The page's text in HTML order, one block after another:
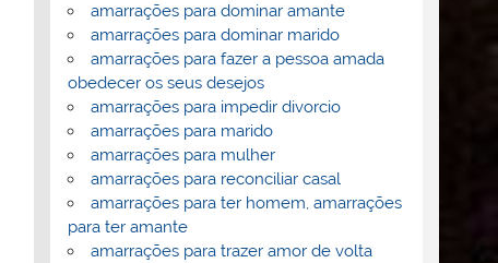
amarrações para dominar amante
amarrações para dominar marido
amarrações para fazer a pessoa amada
obedecer os seus desejos
amarrações para impedir divorcio
amarrações para marido
amarrações para mulher
amarrações para reconciliar casal
amarrações para ter homem, amarrações
para ter amante
amarrações para trazer amor de volta